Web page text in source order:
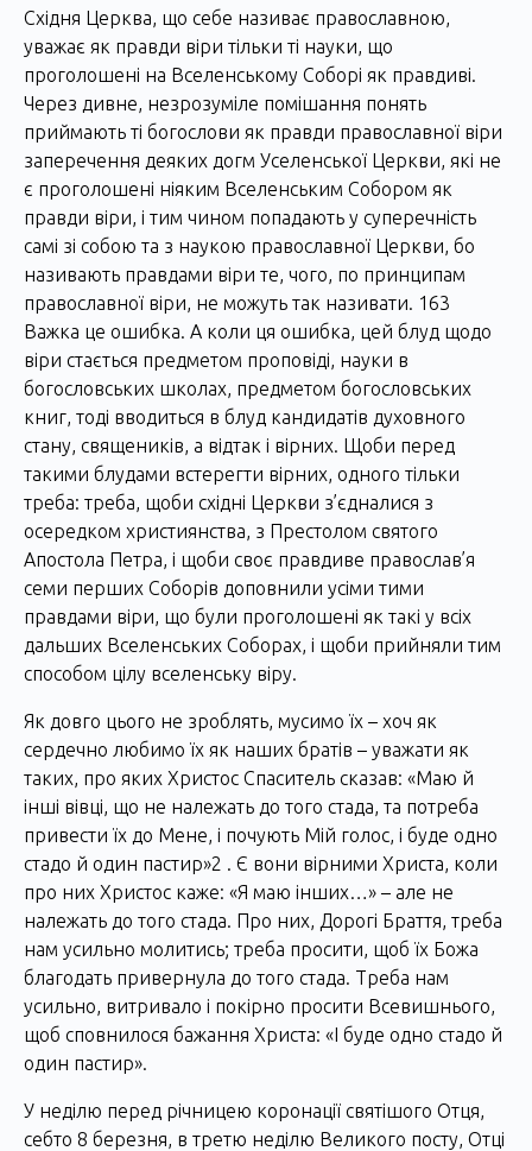
Східня Церква, що себе називає православною,
уважає як правди віри тільки ті науки, що
проголошені на Вселенському Соборі як правдиві.
Через дивне, незрозуміле помішання понять
приймають ті богослови як правди православної віри
заперечення деяких догм Уселенської Церкви, які не
є проголошені ніяким Вселенським Собором як
правди віри, і тим чином попадають у суперечність
самі зі собою та з наукою православної Церкви, бо
називають правдами віри те, чого, по принципам
православної віри, не можуть так називати. 163
Важка це ошибка. А коли ця ошибка, цей блуд щодо
віри стається предметом проповіді, науки в
богословських школах, предметом богословських
книг, тоді вводиться в блуд кандидатів духовного
стану, священиків, а відтак і вірних. Щоби перед
такими блудами встерегти вірних, одного тільки
треба: треба, щоби східні Церкви з’єдналися з
осередком християнства, з Престолом святого
Апостола Петра, і щоби своє правдиве православ’я
семи перших Соборів доповнили усіми тими
правдами віри, що були проголошені як такі у всіх
дальших Вселенських Соборах, і щоби прийняли тим
способом цілу вселенську віру.
Як довго цього не зроблять, мусимо їх – хоч як
сердечно любимо їх як наших братів – уважати як
таких, про яких Христос Спаситель сказав: «Маю й
інші вівці, що не належать до того стада, та потреба
привести їх до Мене, і почують Мій голос, і буде одно
стадо й один пастир»2 . Є вони вірними Христа, коли
про них Христос каже: «Я маю інших…» – але не
належать до того стада. Про них, Дорогі Браття, треба
нам усильно молитись; треба просити, щоб їх Божа
благодать привернула до того стада. Треба нам
усильно, витривало і покірно просити Всевишнього,
щоб сповнилося бажання Христа: «І буде одно стадо й
один пастир».
У неділю перед річницею коронації святішого Отця,
себто 8 березня, в третю неділю Великого посту, Отці